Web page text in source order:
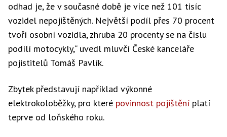
odhad je, že v současné době je více než 101 tisíc
vozidel nepojištěných. Největší podíl přes 70 procent
tvoří osobní vozidla, zhruba 20 procenty se na číslu
podílí motocykly,“ uvedl mluvčí České kanceláře
pojistitelů Tomáš Pavlík.
Zbytek představují například výkonné
elektrokoloběžky, pro které povinnost pojištění platí
teprve od loňského roku.